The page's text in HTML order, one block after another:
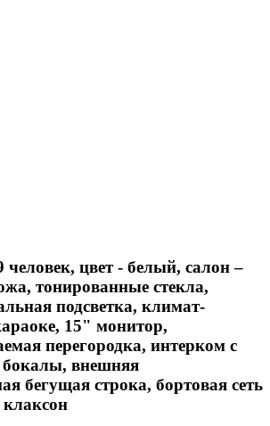
человек, цвет - белый, салон –
тонированные стекла,
подсветка, климат-
15" монитор,
перегородка, интерком с
бокалы, внешняя
бегущая строка, бортовая сеть
клаксон